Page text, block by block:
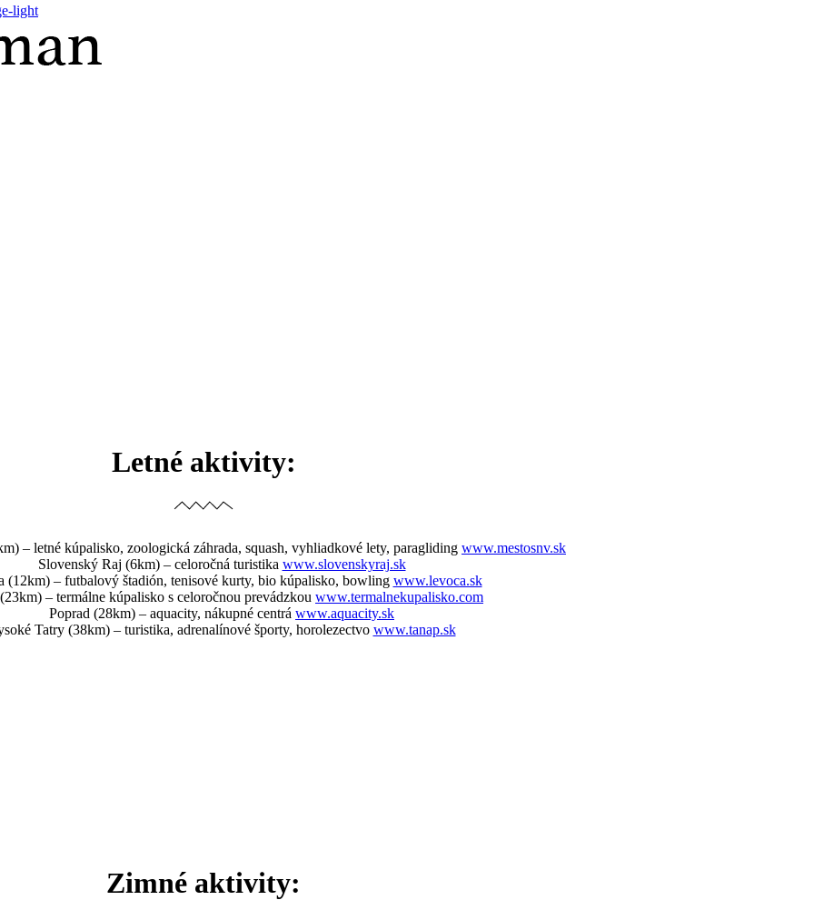
Letné aktivity:
– letné kúpalisko, zoologická záhrada, squash, vyhliadkové lety, paragliding www.mestosnv.sk
Slovenský Raj (6km) – celoročná turistika www.slovenskyraj.sk
(12km) – futbalový štadión, tenisové kurty, bio kúpalisko, bowling www.levoca.sk
– termálne kúpalisko s celoročnou prevádzkou www.termalnekupalisko.com
Poprad (28km) – aquacity, nákupné centrá www.aquacity.sk
Tatry (38km) – turistika, adrenalínové športy, horolezectvo www.tanap.sk
Zimné aktivity: